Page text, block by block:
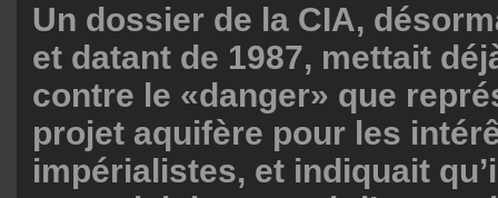
Un dossier de la CIA,
et datant de 1987, mettait
contre le «danger» que
projet aquifère pour les
impérialistes, et indiquait